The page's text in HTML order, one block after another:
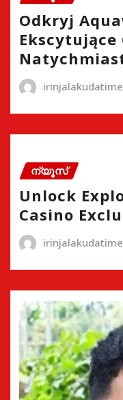
Odkryj
Ekscytujące
ന്യൂസ്
Unlock
Casino